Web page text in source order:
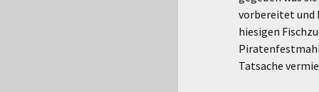
vorbereitet und
hiesigen
Tatsache